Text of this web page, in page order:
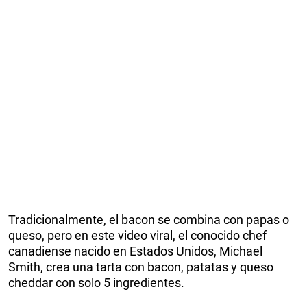
Tradicionalmente, el bacon se combina con papas o
queso, pero en este video viral, el conocido chef
canadiense nacido en Estados Unidos, Michael
Smith, crea una tarta con bacon, patatas y queso
cheddar con solo 5 ingredientes.